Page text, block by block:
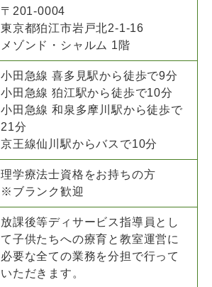
〒201-0004
東京都狛江市岩戸北2-1-16
メゾンド・シャルム 1階
小田急線 喜多見駅から徒歩で9分
小田急線 狛江駅から徒歩で10分
小田急線 和泉多摩川駅から徒歩で
21分
京王線仙川駅からバスで10分
理学療法士資格をお持ちの方
※ブランク歓迎
放課後等ディサービス指導員とし
て子供たちへの療育と教室運営に
必要な全ての業務を分担で行って
いただきます。